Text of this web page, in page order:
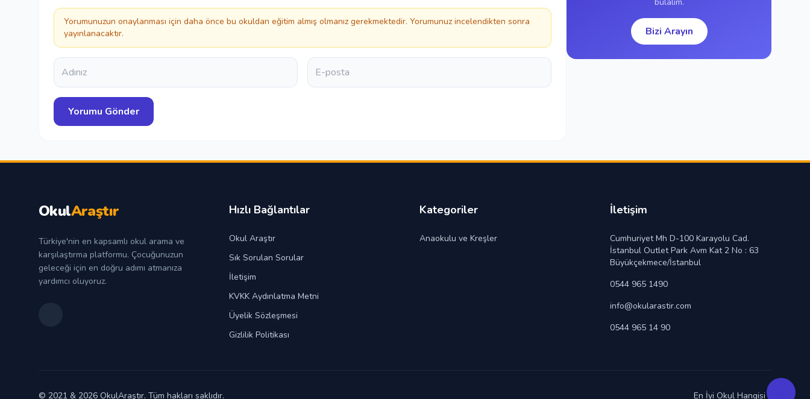
Yorumunuzun onaylanması için daha önce bu okuldan eğitim almış olmanız gerekmektedir. Yorumunuz incelendikten sonra
yayınlanacaktır.
Bizi Arayın
OkulAraştır
Türkiye'nin en kapsamlı okul arama ve
karşılaştırma platformu. Çocuğunuzun
geleceği için en doğru adımı atmanıza
yardımcı oluyoruz.
Hızlı Bağlantılar
Okul Araştır
Sık Sorulan Sorular
İletişim
KVKK Aydınlatma Metni
Üyelik Sözleşmesi
Gizlilik Politikası
Kategoriler
Anaokulu ve Kreşler
İletişim
Cumhuriyet Mh D-100 Karayolu Cad.
İstanbul Outlet Park Avm Kat 2 No : 63
Büyükçekmece/İstanbul
0544 965 1490
info@okularastir.com
0544 965 14 90
© 2021 & 2026 OkulAraştır. Tüm hakları saklıdır. En İyi Okul Hangisi ?